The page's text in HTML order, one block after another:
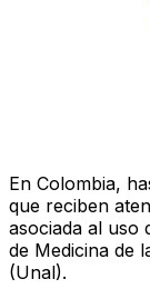
En Colombia,
que reciben
asociada al uso
de Medicina de
(Unal).